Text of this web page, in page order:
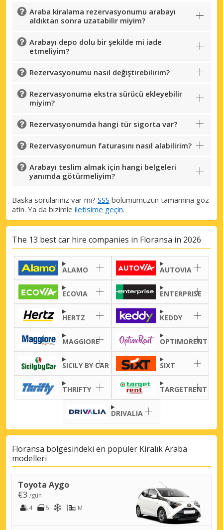
Araba kiralama rezervasyonumu arabayı
aldıktan sonra uzatabilir miyim?
Arabayı depo dolu bir şekilde mi iade
etmeliyim?
Rezervasyonumu nasıl değiştirebilirim?
Rezervasyonuma ekstra sürücü ekleyebilir
miyim?
Rezervasyonumda hangi tür sigorta var?
Rezervasyonumun faturasını nasıl alabilirim?
Arabayı teslim almak için hangi belgeleri
yanımda götürmeliyim?
Baska sorulariniz var mi? SSS bölümümüzün tamamina göz
atin. Ya da bizimle iletisime geçin.
The 13 best car hire companies in Floransa in 2026
ALAMO AUTOVIA
ECOVIA ENTERPRISE
HERTZ KEDDY
MAGGIORE OPTIMORENT
SICILY BY CAR SIXT
THRIFTY TARGETRENT
DRIVALIA
Floransa bölgesindeki en popüler Kiralık Araba
modelleri
Toyota Aygo
€3 /gün
4
5 M
Özel iş ortağı tekliflerine erişim sağlayın
eLink ile giriş yap